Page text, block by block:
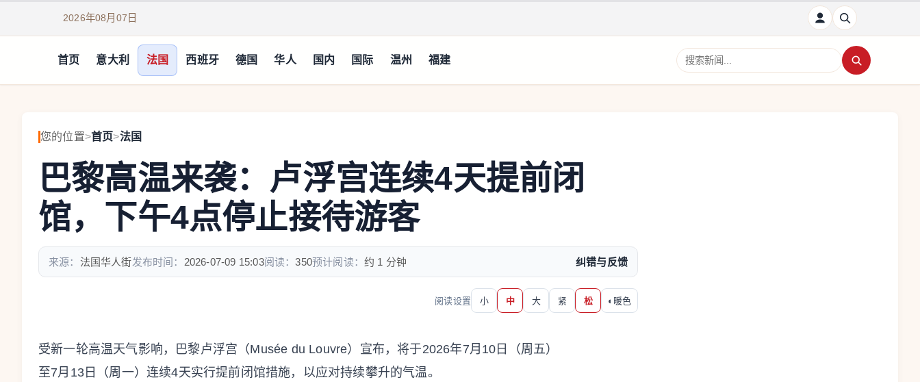
2026年08月07日
首页 意大利 法国 西班牙 德国 华人 国内 国际 温州 福建
搜索新闻
您的位置>首页>法国
巴黎高温来袭：卢浮宫连续4天提前闭
馆，下午4点停止接待游客
来源： 法国华人街发布时间： 2026-07-09 15:03阅读：350预计阅读：约 1 分钟 纠错与反馈
阅读设置 小 中 大 紧 松 ◐ 暖色
受新一轮高温天气影响，巴黎卢浮宫（Musée du Louvre）宣布，将于2026年7月10日（周五）
至7月13日（周一）连续4天实行提前闭馆措施，以应对持续攀升的气温。